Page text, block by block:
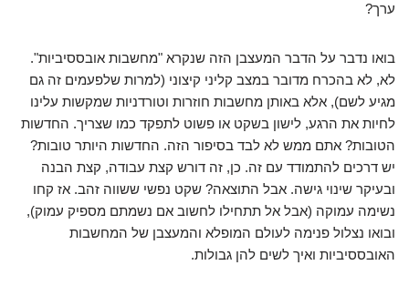
ערך?
בואו נדבר על הדבר המעצבן הזה שנקרא "מחשבות אובססיביות".
לא, לא בהכרח מדובר במצב קליני קיצוני (למרות שלפעמים זה גם
מגיע לשם), אלא באותן מחשבות חוזרות וטורדניות שמקשות עלינו
לחיות את הרגע, לישון בשקט או פשוט לתפקד כמו שצריך. החדשות
הטובות? אתם ממש לא לבד בסיפור הזה. החדשות היותר טובות?
יש דרכים להתמודד עם זה. כן, זה דורש קצת עבודה, קצת הבנה
ובעיקר שינוי גישה. אבל התוצאה? שקט נפשי ששווה זהב. אז קחו
נשימה עמוקה (אבל אל תתחילו לחשוב אם נשמתם מספיק עמוק),
ובואו נצלול פנימה לעולם המופלא והמעצבן של המחשבות
האובססיביות ואיך לשים להן גבולות.